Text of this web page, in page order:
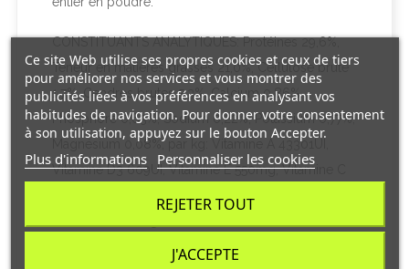
CONSTITUANTS ANALYTIQUES: Protéines 29,6%,
Teneur en matières grasses 21,0%, Cellulose brute
1,7%, Cendres brutes 5,3%, Calcium 0,86%,
Phosphore 0,63%, Sodium 0,22%, Potassium 0,77%,
Magnésium 0,08%; par kg: Vitamine A 43301UI,
Vitamine D3 609UI, Vitamine E 550mg, Vitamine C
ADDITIFS PAR KG : Additifs nutritionnels : 3b103
Ce site Web utilise ses propres cookies et ceux de tiers
pour améliorer nos services et vous montrer des
publicités liées à vos préférences en analysant vos
habitudes de navigation. Pour donner votre consentement
à son utilisation, appuyez sur le bouton Accepter.
Plus d'informations Personnaliser les cookies
REJETER TOUT
J'ACCEPTE